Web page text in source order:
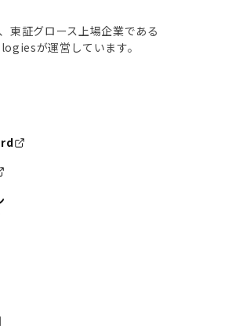
東証グロース上場企業である
が運営しています。